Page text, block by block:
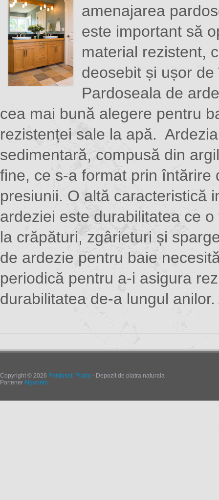
amenajarea
este important să
material rezistent,
deosebit și ușor
Pardoseala de
cea mai bună alegere pentru
rezistenței sale la apă.
sedimentară, compusă din
fine, ce s-a format prin întărire
presiunii. O altă caracteristică
ardeziei este durabilitatea ce
la crăpături, zgârieturi și
de ardezie pentru baie
periodică pentru a-i asigura
durabilitatea de-a lungul
Copyright © 2026 Pardoseli Piatra - Depozit de piatra naturala
PartenerAlgabeth